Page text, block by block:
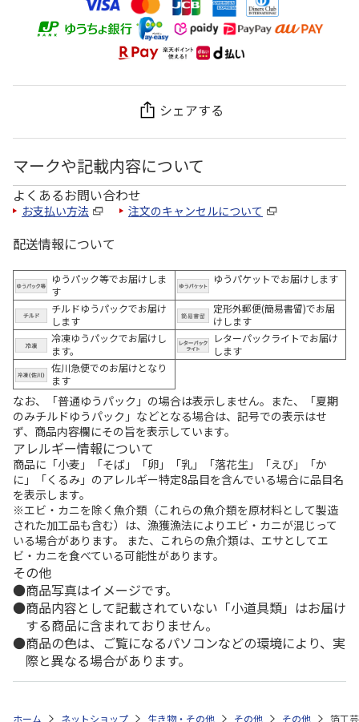
シェアする
マークや記載内容について
よくあるお問い合わせ
お支払い方法 注文のキャンセルについて
配送情報について
ゆうパック等でお届けしま
す
ゆうパケットでお届けします
チルドゆうパックでお届け
します
定形外郵便(簡易書留)でお届
けします
冷凍ゆうパックでお届けし
ます。
レターパックライトでお届け
します
佐川急便でのお届けとなり
ます
なお、「普通ゆうパック」の場合は表示しません。また、「夏期
のみチルドゆうパック」などとなる場合は、記号での表示はせ
ず、商品内容欄にその旨を表示しています。
アレルギー情報について
商品に「小麦」「そば」「卵」「乳」「落花生」「えび」「か
に」「くるみ」のアレルギー特定8品目を含んでいる場合に品目名
を表示します。
※エビ・カニを除く魚介類（これらの魚介類を原材料として製造
された加工品も含む）は、漁獲漁法によりエビ・カニが混じって
いる場合があります。 また、これらの魚介類は、エサとしてエ
ビ・カニを食べている可能性があります。
その他
商品写真はイメージです。
商品内容として記載されていない「小道具類」はお届け
する商品に含まれておりません。
商品の色は、ご覧になるパソコンなどの環境により、実
際と異なる場合があります。
ホーム ネットショップ 生き物・その他 その他 その他 箔工